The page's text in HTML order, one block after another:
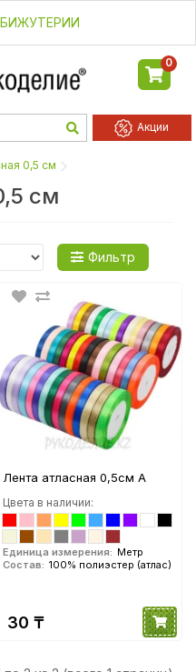
0
Акции
0,5 см
см
Фильтр
Лента атласная 0,5см А
Цвета в наличии:
Единица измерения: Метр
Состав: 100% полиэстер (атлас)
30 ₸